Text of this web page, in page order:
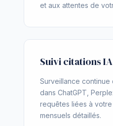
et aux attentes de
Suivi citations IA
Surveillance continue
dans ChatGPT,
requêtes liées à votre
mensuels détaillés.